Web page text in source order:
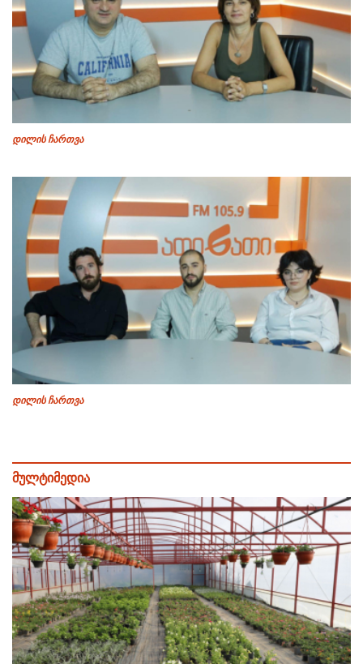
დილის ჩართვა
დილის ჩართვა
მულტიმედია